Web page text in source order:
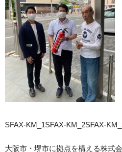
SFAX-KM_1SFAX-KM_2SFAX-
大阪市・堺市に拠点を構える株式